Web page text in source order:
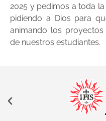
2025 y pedimos a toda
pidiendo a Dios para
animando los
de nuestros estudiantes.